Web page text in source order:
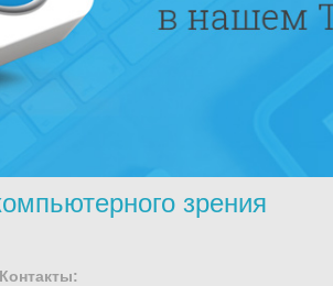
зрения
Контакты: